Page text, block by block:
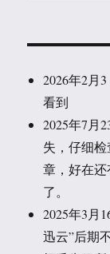
2026年2月
看到
2025年7月
失，仔细
章，好在
了。
2025年3月
迅云”后期